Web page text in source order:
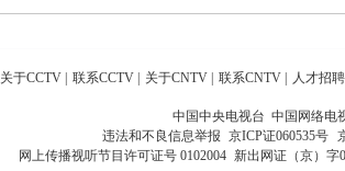
关于CCTV | 联系CCTV | 关于CNTV | 联系CNTV | 人才招聘
中国中央电视台 中国网络电
违法和不良信息举报 京ICP证060535号
网上传播视听节目许可证号 0102004 新出网证（京）